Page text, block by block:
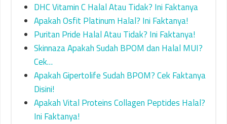
DHC Vitamin C Halal Atau Tidak? Ini Faktanya
Apakah Osfit Platinum Halal? Ini Faktanya!
Puritan Pride Halal Atau Tidak? Ini Faktanya!
Skinnaza Apakah Sudah BPOM dan Halal MUI?
Cek…
Apakah Gipertolife Sudah BPOM? Cek Faktanya
Disini!
Apakah Vital Proteins Collagen Peptides Halal?
Ini Faktanya!